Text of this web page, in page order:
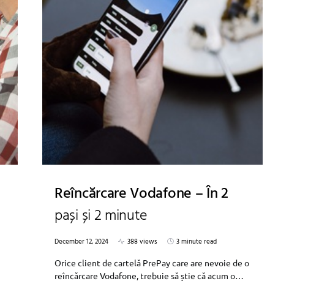
Reîncărcare Vodafone – În 2
pași și 2 minute
December 12, 2024 388 views
3 minute read
Orice client de cartelă PrePay care are nevoie de o
reîncărcare Vodafone, trebuie să știe că acum o…